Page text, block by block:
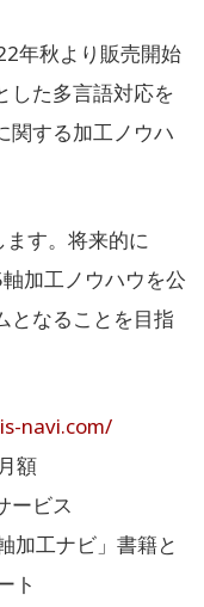
年秋より販売開始
した多言語対応を
関する加工ノウハ
す。将来的に
加工ノウハウを公
となることを目指
navi.com/
額
ービス
工ナビ」書籍と
ト